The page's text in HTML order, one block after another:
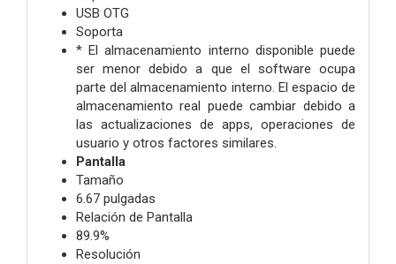
USB OTG
Soporta
* El almacenamiento interno disponible puede
ser menor debido a que el software ocupa
parte del almacenamiento interno. El espacio de
almacenamiento real puede cambiar debido a
las actualizaciones de apps, operaciones de
usuario y otros factores similares.
Pantalla
Tamaño
6.67 pulgadas
Relación de Pantalla
89.9%
Resolución